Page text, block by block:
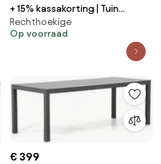
+ 15% kassakorting | Tuin
eettafel Manifesto |
Rechthoekig | Tuintafel
Tuinmeubelen
Rechthoekige
Op voorraad
€ 399